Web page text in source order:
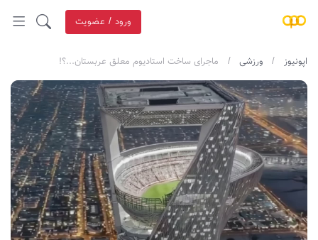
ورود / عضویت
اپونیوز ورزشی ماجرای ساخت استادیوم معلق عربستان...؟!